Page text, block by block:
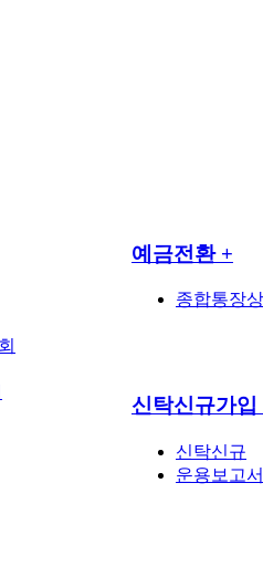
예금전환 +
종합통장
신탁신규가입
신탁신규
운용보고